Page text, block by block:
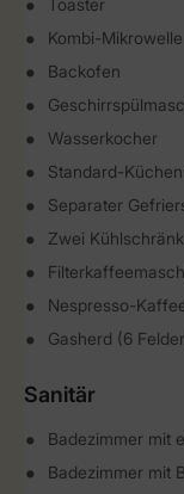
Toaster
Kombi-Mikrowelle
Backofen
Wasserkocher
Standard-
Separater
Zwei
Nespresso-
Gasherd (6
Sanitär
Badezimmer mit
Badezimmer mit